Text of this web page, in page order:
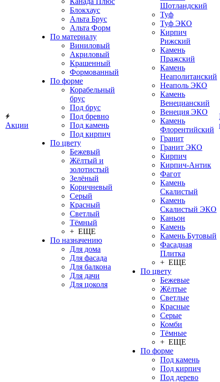
Акции
Блокхаус
Альта Брус
Альта Форм
По материалу
Виниловый
Акриловый
Крашенный
Формованный
По форме
Корабельный
брус
Под брус
Под бревно
Под камень
Под кирпич
По цвету
Бежевый
Жёлтый и
золотистый
Зелёный
Коричневый
Серый
Красный
Светлый
Тёмный
+ ЕЩЕ
По назначению
Для дома
Для фасада
Для балкона
Для дачи
Для цоколя
Шотландский
Туф
Туф ЭКО
Кирпич
Рижский
Камень
Пражский
Камень
Неаполитанский
Неаполь ЭКО
Камень
Венецианский
Венеция ЭКО
Камень
Флорентийский
Гранит
Гранит ЭКО
Кирпич
Кирпич-Антик
Фагот
Камень
Скалистый
Камень
Скалистый ЭКО
Каньон
Камень
Камень Бутовый
Фасадная
Плитка
+ ЕЩЕ
По цвету
Бежевые
Жёлтые
Светлые
Красные
Серые
Комби
Тёмные
+ ЕЩЕ
По форме
Под камень
Под кирпич
Под дерево